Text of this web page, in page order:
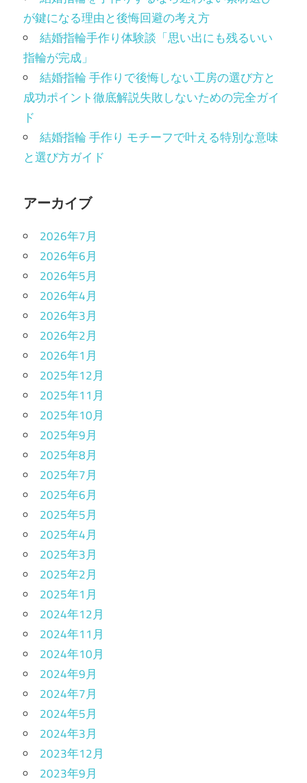
が鍵になる理由と後悔回避の考え方
結婚指輪手作り体験談「思い出にも残るいい
指輪が完成」
結婚指輪 手作りで後悔しない工房の選び方と
成功ポイント徹底解説失敗しないための完全ガイ
ド
結婚指輪 手作り モチーフで叶える特別な意味
と選び方ガイド
アーカイブ
2026年7月
2026年6月
2026年5月
2026年4月
2026年3月
2026年2月
2026年1月
2025年12月
2025年11月
2025年10月
2025年9月
2025年8月
2025年7月
2025年6月
2025年5月
2025年4月
2025年3月
2025年2月
2025年1月
2024年12月
2024年11月
2024年10月
2024年9月
2024年7月
2024年5月
2024年3月
2023年12月
2023年9月